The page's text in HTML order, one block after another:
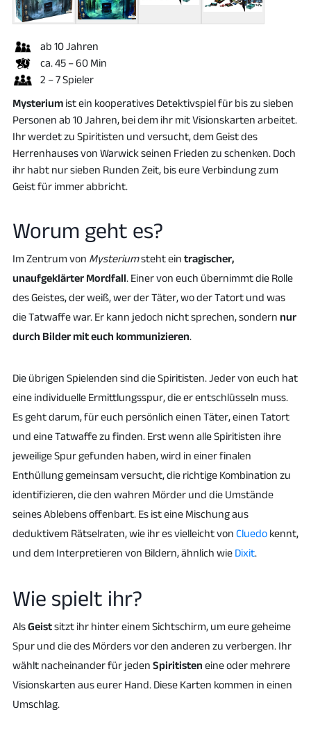
ab 10 Jahren
ca. 45 – 60 Min
2 – 7 Spieler
Mysterium ist ein kooperatives Detektivspiel für bis zu sieben
Personen ab 10 Jahren, bei dem ihr mit Visionskarten arbeitet.
Ihr werdet zu Spiritisten und versucht, dem Geist des
Herrenhauses von Warwick seinen Frieden zu schenken. Doch
ihr habt nur sieben Runden Zeit, bis eure Verbindung zum
Geist für immer abbricht.
Worum geht es?
Im Zentrum von Mysteriumsteht ein tragischer,
unaufgeklärter Mordfall. Einer von euch übernimmt die Rolle
des Geistes, der weiß, wer der Täter, wo der Tatort und was
die Tatwaffe war. Er kann jedoch nicht sprechen, sondern nur
durch Bilder mit euch kommunizieren.
Die übrigen Spielenden sind die Spiritisten. Jeder von euch hat
eine individuelle Ermittlungsspur, die er entschlüsseln muss.
Es geht darum, für euch persönlich einen Täter, einen Tatort
und eine Tatwaffe zu finden. Erst wenn alle Spiritisten ihre
jeweilige Spur gefunden haben, wird in einer finalen
Enthüllung gemeinsam versucht, die richtige Kombination zu
identifizieren, die den wahren Mörder und die Umstände
seines Ablebens offenbart. Es ist eine Mischung aus
deduktivem Rätselraten, wie ihr es vielleicht von Cluedo kennt,
und dem Interpretieren von Bildern, ähnlich wie Dixit.
Wie spielt ihr?
AlsGeistsitzt ihr hinter einem Sichtschirm, um eure geheime
Spur und die des Mörders vor den anderen zu verbergen. Ihr
wählt nacheinander für jeden Spiritisten eine oder mehrere
Visionskarten aus eurer Hand. Diese Karten kommen in einen
Umschlag.